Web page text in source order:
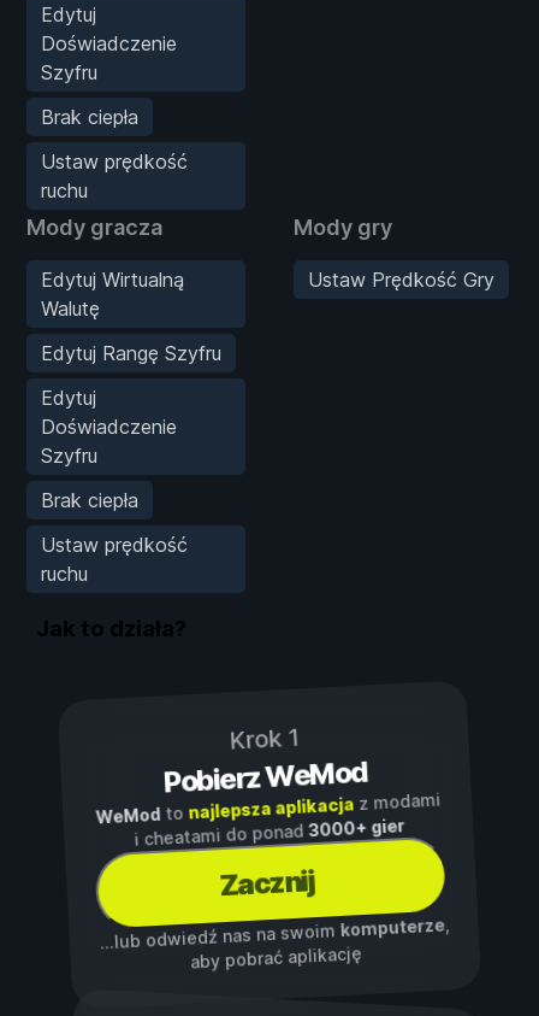
Edytuj
Doświadczenie
Szyfru
Brak ciepła
Ustaw prędkość
ruchu
Mody gracza
Edytuj Wirtualną
Walutę
Edytuj Rangę Szyfru
Edytuj
Doświadczenie
Szyfru
Brak ciepła
Ustaw prędkość
ruchu
Mody gry
Ustaw Prędkość Gry
Jak to działa?
Krok 1
Pobierz WeMod
WeModto najlepsza aplikacjaz modami
i cheatami do ponad3000+ gier
Zacznij
...lub odwiedź nas na swoim komputerze,
aby pobrać aplikację